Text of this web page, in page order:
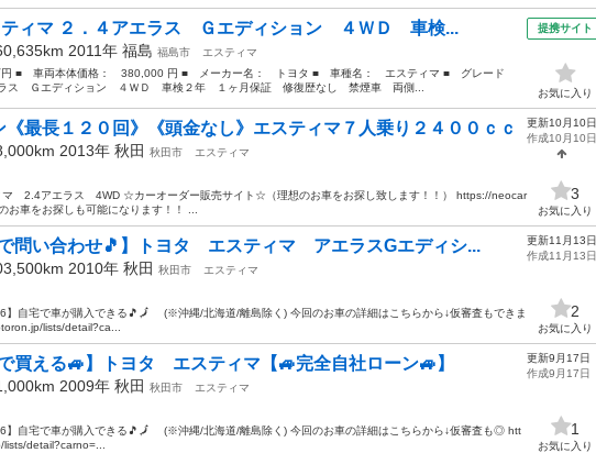
ティマ ２．４アエラス Ｇエディション ４ＷＤ 車検...
2011年 福島 福島市
エスティマ
■ 車両本体価格： 380,000 円 ■ メーカー名： トヨタ ■ 車種名： エスティマ ■ グレード
ス Ｇエディション ４ＷＤ 車検２年 １ヶ月保証 修復歴なし 禁煙車 両側...
提携サイト
お気に入り
《最長１２０回》《頭金なし》エスティマ７人乗り２４００ｃｃ
2013年 秋田 秋田市
エスティマ
マ 2.4アエラス 4WD ☆カーオーダー販売サイト☆（理想のお車をお探し致します！！） https://neocar
お車をお探しも可能になります！！ ...
更新10月10日
作成10月10日
3
お気に入り
で問い合わせ🎵】トヨタ エスティマ アエラスGエディシ...
2010年 秋田 秋田市
エスティマ
】自宅で車が購入できる🎵🗾 (※沖縄/北海道/離島除く) 今回のお車の詳細はこちらから↓仮審査もできま
lists/detail?ca...
更新11月13日
作成11月13日
2
お気に入り
で買える🚙】トヨタ エスティマ【🚙完全自社ローン🚙】
2009年 秋田 秋田市
エスティマ
】自宅で車が購入できる🎵🗾 (※沖縄/北海道/離島除く) 今回のお車の詳細はこちらから↓仮審査も◎ htt
detail?carno=...
更新9月17日
作成9月17日
1
お気に入り